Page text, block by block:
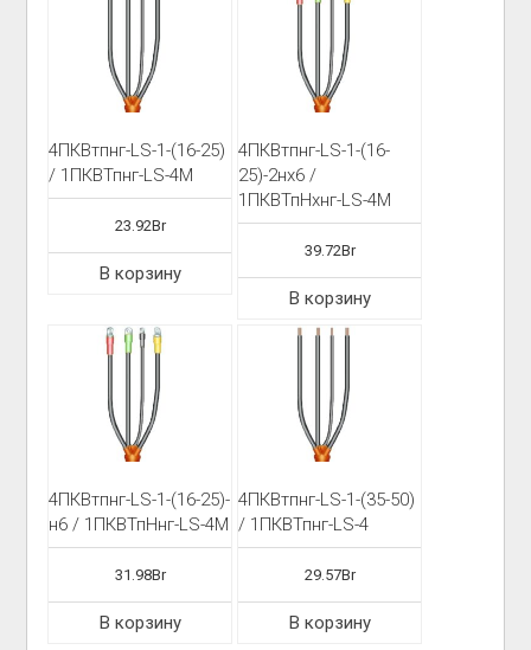
4ПКВтпнг-LS-1-(16-25)
/ 1ПКВТпнг-LS-4М
23.92Br
В корзину
4ПКВтпнг-LS-1-(16-
25)-2нх6 /
1ПКВТпНхнг-LS-4М
39.72Br
В корзину
4ПКВтпнг-LS-1-(16-25)-
н6 / 1ПКВТпНнг-LS-4М
31.98Br
В корзину
4ПКВтпнг-LS-1-(35-50)
/ 1ПКВТпнг-LS-4
29.57Br
В корзину